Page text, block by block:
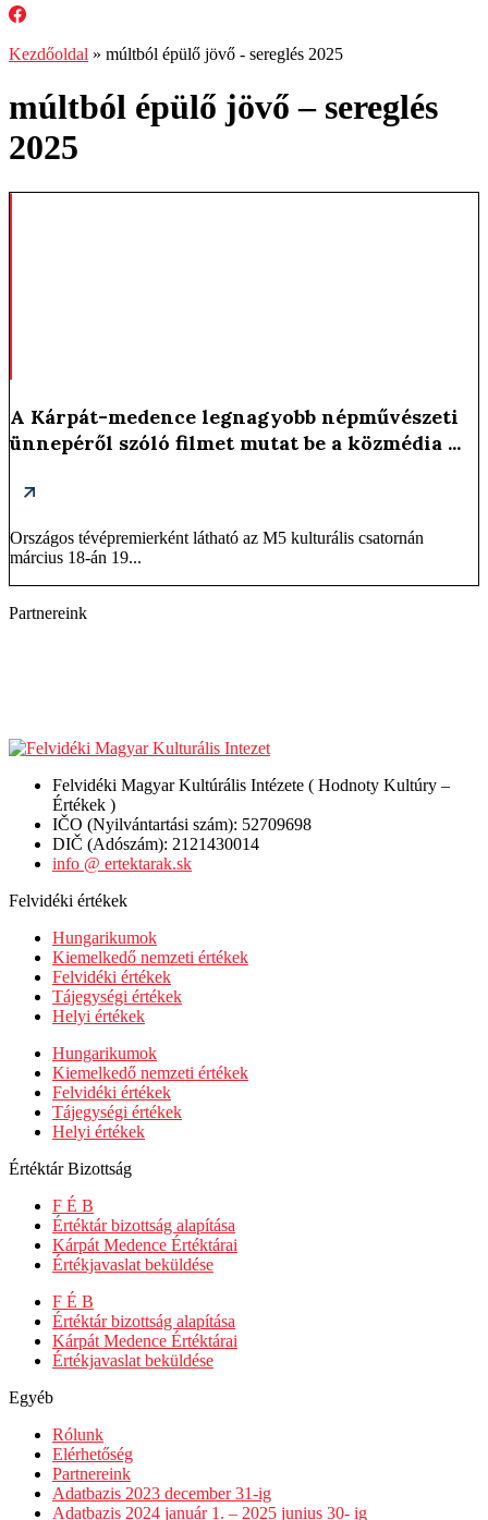
Kezdőoldal » múltból épülő jövő - sereglés 2025
múltból épülő jövő – sereglés
2025
A Kárpát-medence legnagyobb népművészeti
ünnepéről szóló filmet mutat be a közmédia ...
Országos tévépremierként látható az M5 kulturális csatornán
március 18-án 19...
Partnereink
Felvidéki Magyar Kultúrális Intézete ( Hodnoty Kultúry –
Értékek )
IČO (Nyilvántartási szám): 52709698
DIČ (Adószám): 2121430014
info @ ertektarak.sk
Felvidéki értékek
Hungarikumok
Kiemelkedő nemzeti értékek
Felvidéki értékek
Tájegységi értékek
Helyi értékek
Hungarikumok
Kiemelkedő nemzeti értékek
Felvidéki értékek
Tájegységi értékek
Helyi értékek
Értéktár Bizottság
F É B
Értéktár bizottság alapítása
Kárpát Medence Értéktárai
Értékjavaslat beküldése
F É B
Értéktár bizottság alapítása
Kárpát Medence Értéktárai
Értékjavaslat beküldése
Egyéb
Rólunk
Elérhetőség
Partnereink
Adatbazis 2023 december 31-ig
Adatbazis 2024 január 1. – 2025 junius 30- ig